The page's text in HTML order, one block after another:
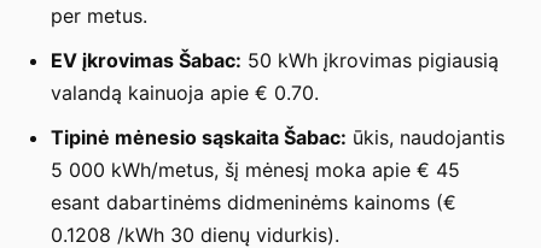
per metus.
EV įkrovimas Šabac: 50 kWh įkrovimas pigiausią
valandą kainuoja apie € 0.70.
Tipinė mėnesio sąskaita Šabac: ūkis, naudojantis
5 000 kWh/metus, šį mėnesį moka apie € 45
esant dabartinėms didmeninėms kainoms (€
0.1208 /kWh 30 dienų vidurkis).